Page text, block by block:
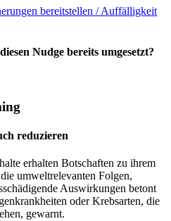
bereitstellen / Auffälligkeit
Nudge bereits umgesetzt?
reduzieren
erhalten Botschaften zu ihrem
umweltrelevanten Folgen,
Auswirkungen betont
oder Krebsarten, die
gewarnt.